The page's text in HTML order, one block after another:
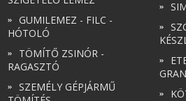
GUMILEMEZ - FILC -
HÓTOLÓ
TÖMÍTŐ ZSINÓR -
RAGASZTÓ
SZEMÉLY GÉPJÁRMŰ